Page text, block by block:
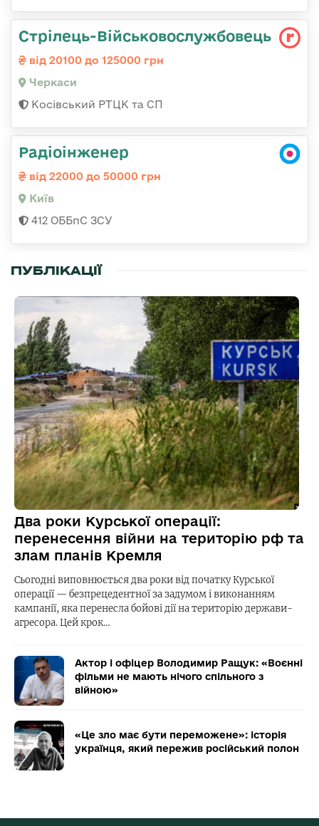
Стрілець-Військовослужбовець
від 20100 до 125000 грн
Черкаси
Косівський РТЦК та СП
Радіоінженер
від 22000 до 50000 грн
Київ
412 ОББпС ЗСУ
ПУБЛІКАЦІЇ
Два роки Курської операції:
перенесення війни на територію рф та
злам планів Кремля
Сьогодні виповнюється два роки від початку Курської
операції — безпрецедентної за задумом і виконанням
кампанії, яка перенесла бойові дії на територію держави-
агресора. Цей крок…
Актор і офіцер Володимир Ращук: «Воєнні
фільми не мають нічого спільного з
війною»
«Це зло має бути переможене»: історія
українця, який пережив російський полон